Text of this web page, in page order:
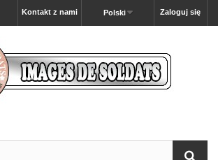
Zaloguj się
Polski
Kontakt z nami